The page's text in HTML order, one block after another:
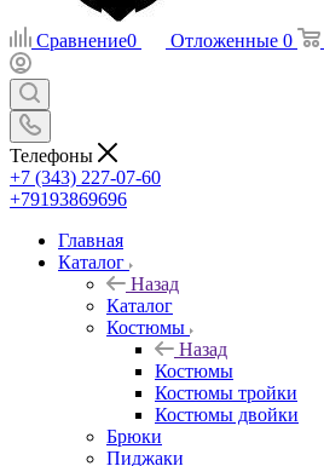
Сравнение0 Отложенные 0
Телефоны
+7 (343) 227-07-60
+79193869696
Главная
Каталог
Назад
Каталог
Костюмы
Назад
Костюмы
Костюмы тройки
Костюмы двойки
Брюки
Пиджаки